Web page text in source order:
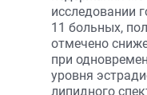
исследовании
11 больных,
отмечено
при
уровня
липидного